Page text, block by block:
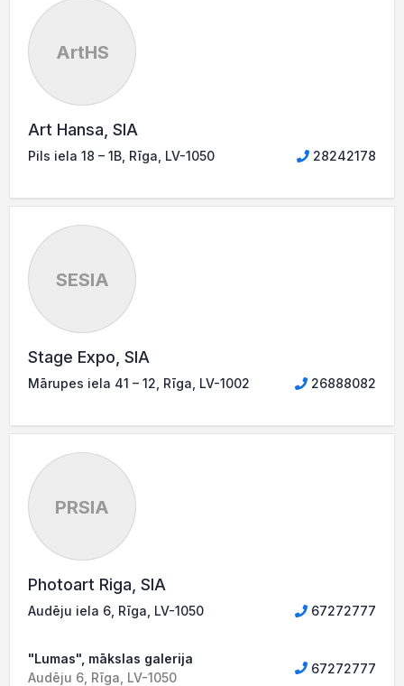
ArtHS
Art Hansa, SIA
Pils iela 18 – 1B, Rīga, LV-1050 28242178
SESIA
Stage Expo, SIA
Mārupes iela 41 – 12, Rīga, LV-1002 26888082
PRSIA
Photoart Riga, SIA
Audēju iela 6, Rīga, LV-1050 67272777
"Lumas", mākslas galerija
Audēju 6, Rīga, LV-1050
67272777